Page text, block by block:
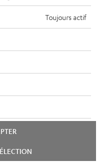
et
gauche pour AIRYchat
Toujours actif